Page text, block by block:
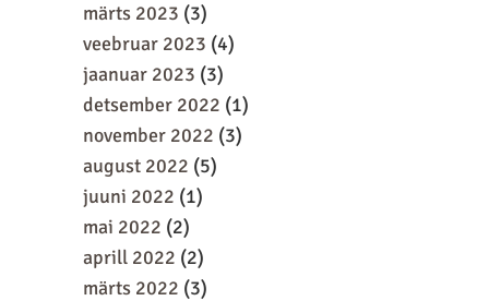
märts 2023 (3)
veebruar 2023 (4)
jaanuar 2023 (3)
detsember 2022 (1)
november 2022 (3)
august 2022 (5)
juuni 2022 (1)
mai 2022 (2)
aprill 2022 (2)
märts 2022 (3)